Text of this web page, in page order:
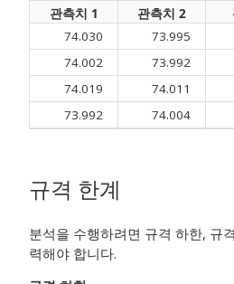
관측치 1
관측치 2
74.030
73.995
74.002
73.992
74.019
74.011
73.992
74.004
규격 한계
분석을 수행하려면 규격 하한, 규
력해야 합니다.